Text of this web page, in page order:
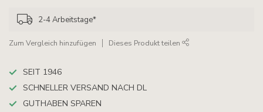
2-4 Arbeitstage*
Zum Vergleich hinzufügen Dieses Produkt teilen
SEIT 1946
SCHNELLER VERSAND NACH DL
GUTHABEN SPAREN